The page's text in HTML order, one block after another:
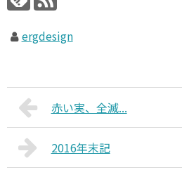
ergdesign
赤い実、全滅...
2016年末記